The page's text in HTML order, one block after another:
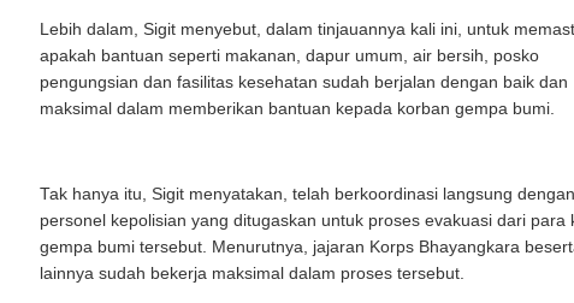
Lebih dalam, Sigit menyebut, dalam tinjauannya kali ini, untuk
apakah bantuan seperti makanan, dapur umum, air bersih, posko
pengungsian dan fasilitas kesehatan sudah berjalan dengan baik dan
maksimal dalam memberikan bantuan kepada korban gempa bumi.
Tak hanya itu, Sigit menyatakan, telah berkoordinasi langsung dengan
personel kepolisian yang ditugaskan untuk proses evakuasi dari para
gempa bumi tersebut. Menurutnya, jajaran Korps Bhayangkara
lainnya sudah bekerja maksimal dalam proses tersebut.